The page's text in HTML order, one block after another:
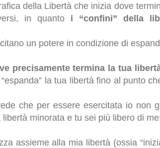
della Libertà che inizia dove
in quanto i “confini” della
un potere in condizione di
precisamente termina la tua
la tua libertà fino al punto
che per essere esercitata io non
minorata e tu sei più libero di
assieme alla mia libertà (ossia